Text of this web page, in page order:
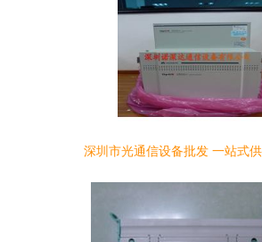
深圳市光通信设备批发 一站式